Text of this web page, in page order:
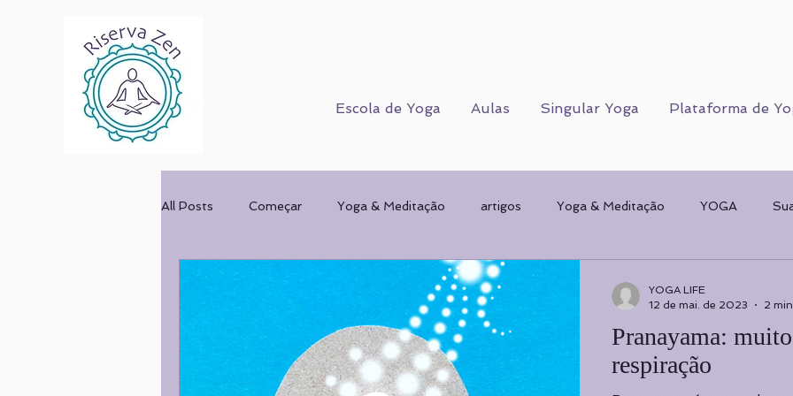
Escola de Yoga Aulas Singular Yoga Plataforma de
All Posts Começar Yoga & Meditação artigos Yoga & Meditação YOGA
Corpo Humano Corpo Humano CORPO FÍSICO
Mulher & Ofício COMPORTAMENTAL planos de Yoga Psicologia Psicologia
Pranayama:
respiração
YOGA LIFE
12 de mai. de 2023
2